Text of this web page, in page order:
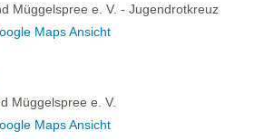
Müggelspree e. V. - Jugendrotkreuz
Maps Ansicht
Müggelspree e. V.
Maps Ansicht